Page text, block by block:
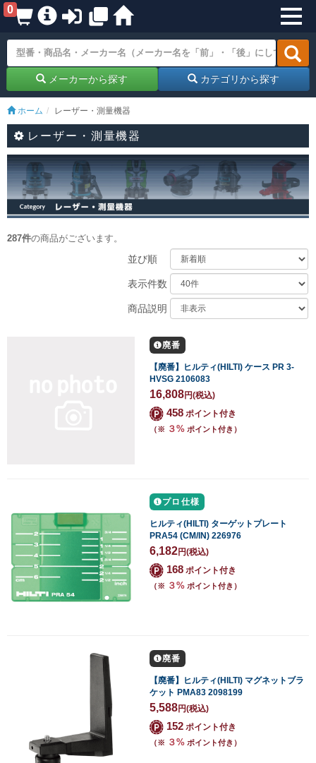
0
メーカーから探す カテゴリから探す
ホーム レーザー・測量機器
レーザー・測量機器
287件の商品がございます。
並び順
表示件数
商品説明
廃番
【廃番】ヒルティ(HILTI) ケース PR 3-
HVSG 2106083
16,808円(税込)
458 ポイント付き
（※ ３% ポイント付き）
プロ仕様
ヒルティ(HILTI) ターゲットプレート
PRA54 (CM/IN) 226976
6,182円(税込)
168 ポイント付き
（※ ３% ポイント付き）
廃番
【廃番】ヒルティ(HILTI) マグネットブラ
ケット PMA83 2098199
5,588円(税込)
152 ポイント付き
（※ ３% ポイント付き）